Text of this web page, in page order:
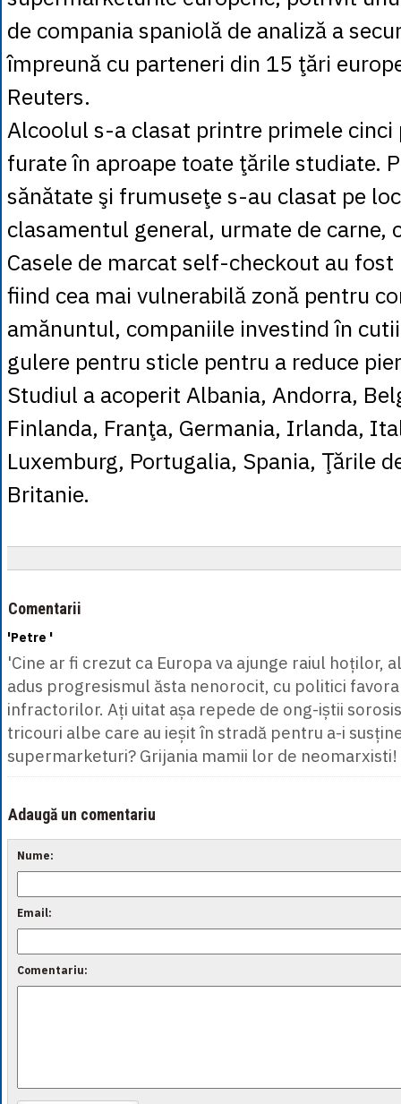
1 RSD = 0.0425
1 RUB
1 SEK= 0.4526
1 TRY
1 UAH = 0.1048
de compania spaniolă de analiză a
împreună cu parteneri din 15 ţări
Reuters.
Alcoolul s-a clasat printre primele cinci
furate în aproape toate ţările studiate.
sănătate şi frumuseţe s-au clasat pe
clasamentul general, urmate de carne,
Casele de marcat self-checkout au
fiind cea mai vulnerabilă zonă pentru
amănuntul, companiile investind în
gulere pentru sticle pentru a reduce
Studiul a acoperit Albania, Andorra,
Finlanda, Franţa, Germania, Irlanda,
Luxemburg, Portugalia, Spania, Ţările
Britanie.
Comentarii
'Petre '
'Cine ar fi crezut ca Europa va ajunge raiul hoților,
adus progresismul ăsta nenorocit, cu politici
infractorilor. Ați uitat așa repede de ong-iștii
tricouri albe care au ieșit în stradă pentru a-i
supermarketuri? Grijania mamii lor de neomarxisti!
Adaugă un comentariu
Nume:
Email:
Comentariu: